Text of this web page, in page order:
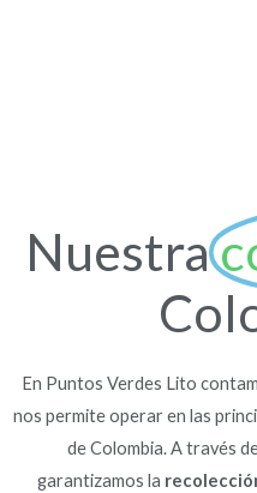
Nuestra
En Puntos Verdes Lito
nos permite operar en las
de Colombia. A través
garantizamos la